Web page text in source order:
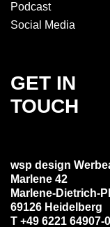
GET IN
TOUCH
wsp design
Marlene 42
Marlene-Dietrich-
69126 Heidelberg
T +49 6221 64907-0
Podcast
Social Media